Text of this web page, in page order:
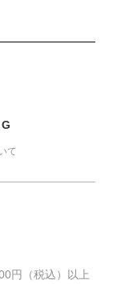
て
円（税込）以上